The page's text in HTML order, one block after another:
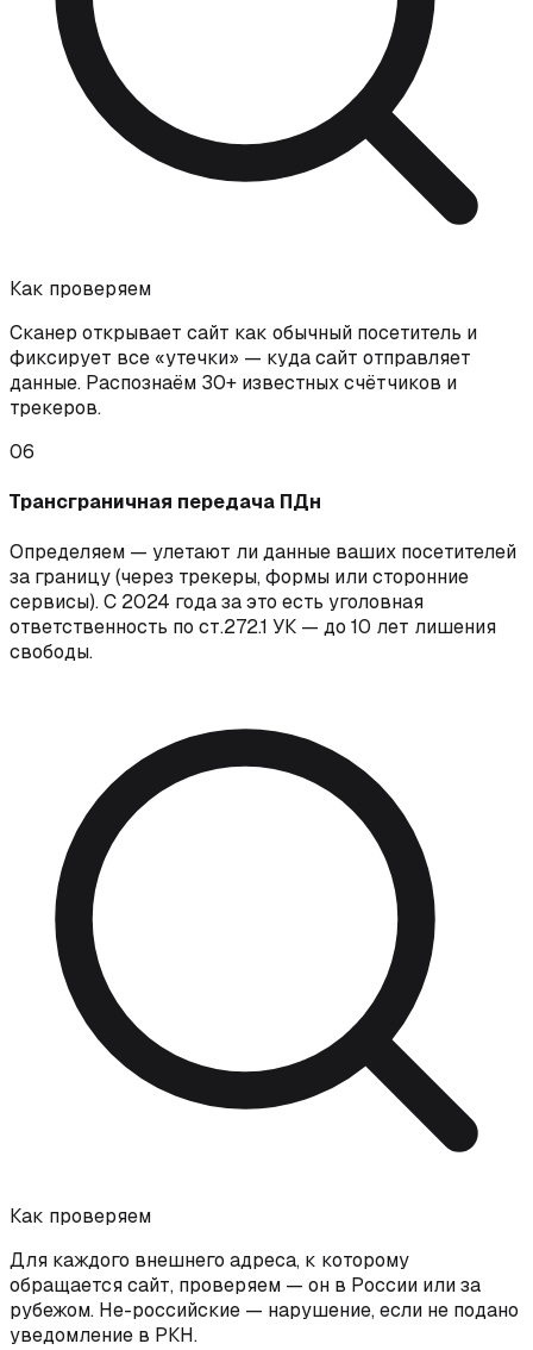
Как проверяем
Сканер открывает сайт как обычный посетитель и
фиксирует все «утечки» — куда сайт отправляет
данные. Распознаём 30+ известных счётчиков и
трекеров.
06
Трансграничная передача ПДн
Определяем — улетают ли данные ваших посетителей
за границу (через трекеры, формы или сторонние
сервисы). С 2024 года за это есть уголовная
ответственность по ст.272.1 УК — до 10 лет лишения
свободы.
Как проверяем
Для каждого внешнего адреса, к которому
обращается сайт, проверяем — он в России или за
рубежом. Не-российские — нарушение, если не подано
уведомление в РКН.